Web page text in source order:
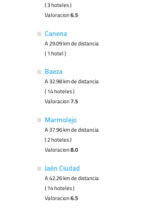
( 3 hoteles )
Valoracion6.5
Canena
A 29.09 km de distancia
( 1 hotel )
Baeza
A 32.98 km de distancia
( 14 hoteles )
Valoracion7.5
Marmolejo
A 37.96 km de distancia
( 2 hoteles )
Valoracion8.0
Jaén Ciudad
A 42.26 km de distancia
( 14 hoteles )
Valoracion6.5